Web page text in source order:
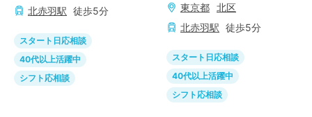
北赤羽駅 徒歩5分
スタート日応相談
40代以上活躍中
シフト応相談
東京都 北区
北赤羽駅 徒歩5分
スタート日応相談
40代以上活躍中
シフト応相談